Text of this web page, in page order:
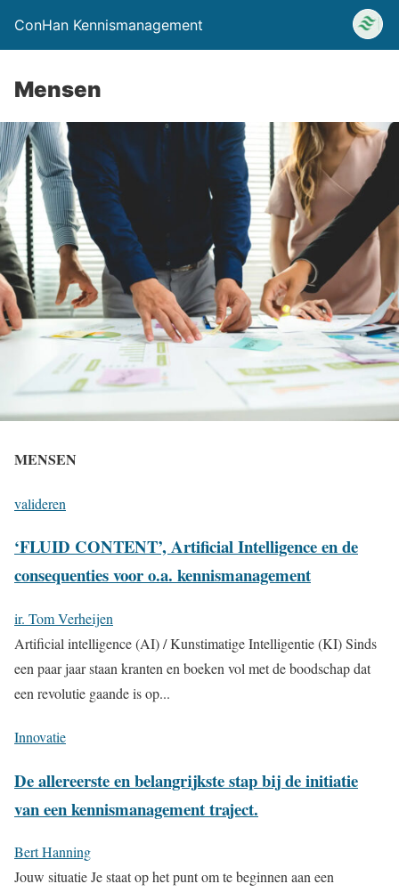
ConHan Kennismanagement
Mensen
MENSEN
valideren
‘FLUID CONTENT’, Artificial Intelligence en de
consequenties voor o.a. kennismanagement
ir. Tom Verheijen
Artificial intelligence (AI) / Kunstimatige Intelligentie (KI) Sinds
een paar jaar staan kranten en boeken vol met de boodschap dat
een revolutie gaande is op...
Innovatie
De allereerste en belangrijkste stap bij de initiatie
van een kennismanagement traject.
Bert Hanning
Jouw situatie Je staat op het punt om te beginnen aan een